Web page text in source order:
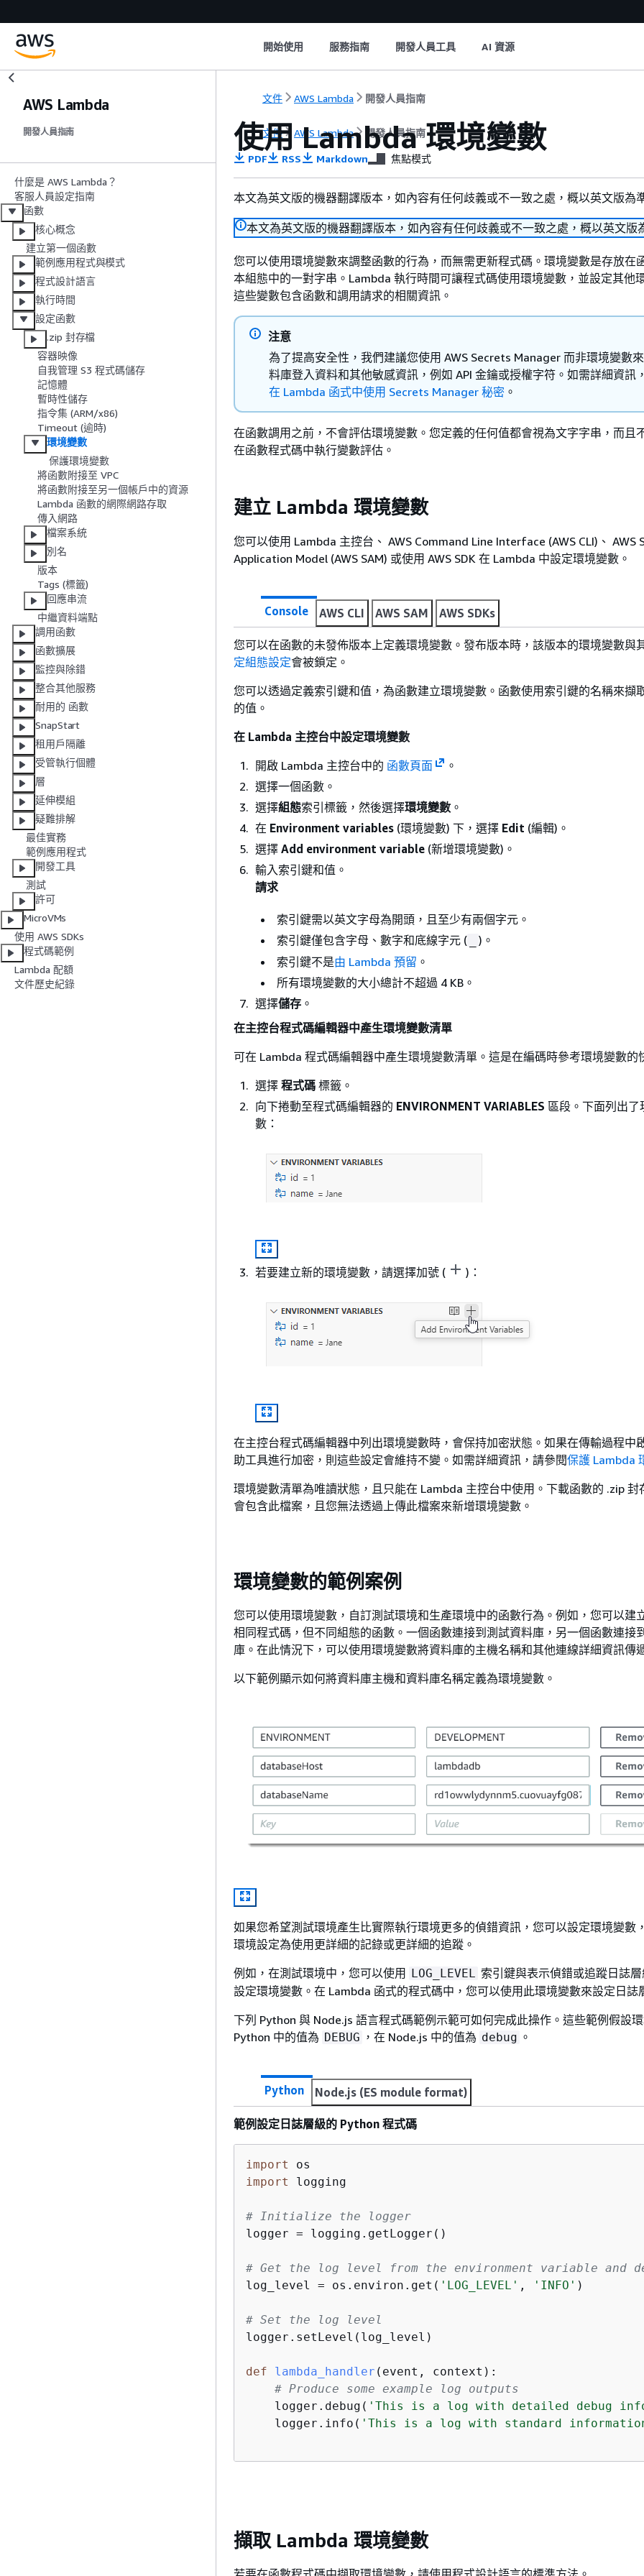
開始使用 服務指南 開發人員工具 AI 資源
AWS Lambda
開發人員指南
什麼是 AWS Lambda？
客服人員設定指南
函數
核心概念
建立第一個函數
範例應用程式與模式
程式設計語言
執行時間
設定函數
.zip 封存檔
容器映像
自我管理 S3 程式碼儲存
記憶體
暫時性儲存
指令集 (ARM/x86)
Timeout (逾時)
環境變數
保護環境變數
將函數附接至 VPC
將函數附接至另一個帳戶中的資源
Lambda 函數的網際網路存取
傳入網路
檔案系統
別名
版本
Tags (標籤)
回應串流
中繼資料端點
調用函數
函數擴展
監控與除錯
整合其他服務
耐用的 函數
SnapStart
租用戶隔離
受管執行個體
層
延伸模組
疑難排解
最佳實務
範例應用程式
開發工具
測試
許可
MicroVMs
使用 AWS SDKs
程式碼範例
Lambda 配額
文件歷史紀錄
文件 AWS Lambda 開發人員指南
文件 AWS Lambda 開發人員指南
使用 Lambda 環境變數
PDF RSS Markdown 焦點模式
本文為英文版的機器翻譯版本，如內容有任何歧義或不一致之處，概以英文版為
本文為英文版的機器翻譯版本，如內容有任何歧義或不一致之處，概以英文版
您可以使用環境變數來調整函數的行為，而無需更新程式碼。環境變數是存放在
本組態中的一對字串。Lambda 執行時間可讓程式碼使用環境變數，並設定其他
這些變數包含函數和調用請求的相關資訊。
注意
為了提高安全性，我們建議您使用 AWS Secrets Manager 而非環境變數
料庫登入資料和其他敏感資訊，例如 API 金鑰或授權字符。如需詳細資訊
在 Lambda 函式中使用 Secrets Manager 秘密 。
在函數調用之前，不會評估環境變數。您定義的任何值都會視為文字字串，而且
在函數程式碼中執行變數評估。
建立 Lambda 環境變數
您可以使用 Lambda 主控台、 AWS Command Line Interface (AWS CLI)、 AWS
Application Model (AWS SAM) 或使用 AWS SDK 在 Lambda 中設定環境變數。
Console AWS CLI AWS SAM AWS SDKs
您可以在函數的未發佈版本上定義環境變數。發布版本時，該版本的環境變數與
定組態設定會被鎖定。
您可以透過定義索引鍵和值，為函數建立環境變數。函數使用索引鍵的名稱來擷
的值。
在 Lambda 主控台中設定環境變數
開啟 Lambda 主控台中的 函數頁面
。
選擇一個函數。
選擇組態索引標籤，然後選擇環境變數 。
在 Environment variables (環境變數) 下，選擇 Edit (編輯)。
選擇 Add environment variable (新增環境變數)。
輸入索引鍵和值。
請求
索引鍵需以英文字母為開頭，且至少有兩個字元。
索引鍵僅包含字母、數字和底線字元 (
)。
索引鍵不是由 Lambda 預留 。
所有環境變數的大小總計不超過 4 KB。
選擇儲存 。
在主控台程式碼編輯器中產生環境變數清單
可在 Lambda 程式碼編輯器中產生環境變數清單。這是在編碼時參考環境變數的
選擇 程式碼 標籤。
向下捲動至程式碼編輯器的 ENVIRONMENT VARIABLES 區段。下面列出了
數：
若要建立新的環境變數，請選擇加號 ( )：
在主控台程式碼編輯器中列出環境變數時，會保持加密狀態。如果在傳輸過程中
助工具進行加密，則這些設定會維持不變。如需詳細資訊，請參閱保護 Lambda
環境變數清單為唯讀狀態，且只能在 Lambda 主控台中使用。下載函數的 .zip 封
會包含此檔案，且您無法透過上傳此檔案來新增環境變數。
環境變數的範例案例
您可以使用環境變數，自訂測試環境和生產環境中的函數行為。例如，您可以建
相同程式碼，但不同組態的函數。一個函數連接到測試資料庫，另一個函數連接
庫。在此情況下，可以使用環境變數將資料庫的主機名稱和其他連線詳細資訊傳
以下範例顯示如何將資料庫主機和資料庫名稱定義為環境變數。
如果您希望測試環境產生比實際執行環境更多的偵錯資訊，您可以設定環境變數
環境設定為使用更詳細的記錄或更詳細的追蹤。
例如，在測試環境中，您可以使用 LOG_LEVEL
索引鍵與表示偵錯或追蹤日誌
設定環境變數。在 Lambda 函式的程式碼中，您可以使用此環境變數來設定日誌
下列 Python 與 Node.js 語言程式碼範例示範可如何完成此操作。這些範例假設
Python 中的值為 DEBUG ，在 Node.js 中的值為 debug 。
Python Node.js (ES module format)
範例設定日誌層級的 Python 程式碼
import
import
logging
# Initialize the logger
logger = logging.getLogger()
# Get the log level from the environment variable and
log_level = os.environ.get( 'LOG_LEVEL' , 'INFO' )
# Set the log level
logger.setLevel(log_level)
def lambda_handler ( event, context ):
# Produce some example log outputs
    logger.debug(
'This is a log with detailed debug
    logger.info(
'This is a log with standard
擷取 Lambda 環境變數